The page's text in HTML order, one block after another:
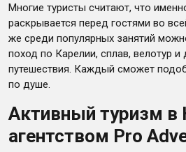
Многие туристы считают, что
раскрывается перед гостями во
же среди популярных занятий
поход по Карелии, сплав, велотур и
путешествия. Каждый сможет
по душе.
Активный туризм в
агентством Pro